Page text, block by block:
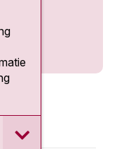
open / sluit